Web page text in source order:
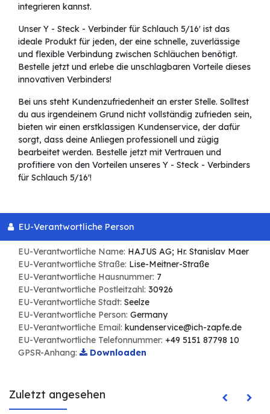
integrieren kannst.
Unser Y - Steck - Verbinder für Schlauch 5/16' ist das
ideale Produkt für jeden, der eine schnelle, zuverlässige
und flexible Verbindung zwischen Schläuchen benötigt.
Bestelle jetzt und erlebe die unschlagbaren Vorteile dieses
innovativen Verbinders!
Bei uns steht Kundenzufriedenheit an erster Stelle. Solltest
du aus irgendeinem Grund nicht vollständig zufrieden sein,
bieten wir einen erstklassigen Kundenservice, der dafür
sorgt, dass deine Anliegen professionell und zügig
bearbeitet werden. Bestelle jetzt mit Vertrauen und
profitiere von den Vorteilen unseres Y - Steck - Verbinders
für Schlauch 5/16'!
EU-Verantwortliche Person
EU-Verantwortliche Name: HAJUS AG; Hr. Stanislav Maer
EU-Verantwortliche Straße: Lise-Meitner-Straße
EU-Verantwortliche Hausnummer: 7
EU-Verantwortliche Postleitzahl: 30926
EU-Verantwortliche Stadt: Seelze
EU-Verantwortliche Person: Germany
EU-Verantwortliche Email: kundenservice@ich-zapfe.de
EU-Verantwortliche Telefonnummer: +49 5151 87798 10
GPSR-Anhang:
Downloaden
Zuletzt angesehen